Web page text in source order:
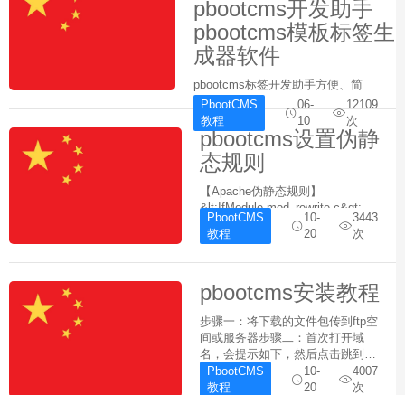
pbootcms开发助手
pbootcms模板标签生
成器软件
pbootcms标签开发助手方便、简
洁、高效集合了开发过程中用到的
所有标签。联系官网客服免费下载
PbootCMS
教程
06-
10
12109
次
pbootcms设置伪静
态规则
【Apache伪静态规则】
&lt;IfModule mod_rewrite.c&gt;
Options +FollowSymlinks
RewriteEngine On RewriteCond ...
PbootCMS
教程
10-
20
3443
次
pbootcms安装教程
步骤一：将下载的文件包传到ftp空
间或服务器步骤二：首次打开域
名，会提示如下，然后点击跳到
pbootcms官网步骤三：到官网获
取授权码步骤四：登陆后台地址：
PbootCMS
教程
10-
20
4007
次